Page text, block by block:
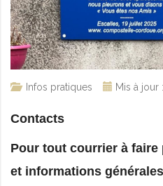
Infos pratiques Mis à jour
Contacts
Pour tout courrier à
et informations